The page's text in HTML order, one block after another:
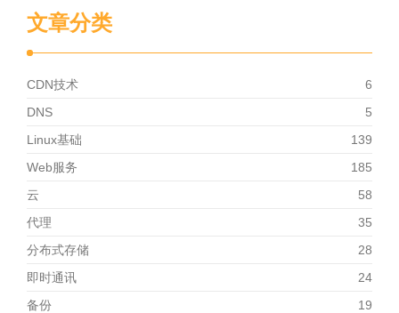
文章分类
CDN技术
6
DNS
5
Linux基础
139
Web服务
185
云
58
代理
35
分布式存储
28
即时通讯
24
备份
19